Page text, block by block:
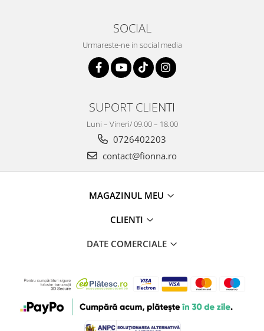
SOCIAL
Urmareste-ne in social media
SUPORT CLIENTI
Luni – Vineri/ 09.00 – 18.00
0726402203
contact@fionna.ro
MAGAZINUL MEU
CLIENTI
DATE COMERCIALE